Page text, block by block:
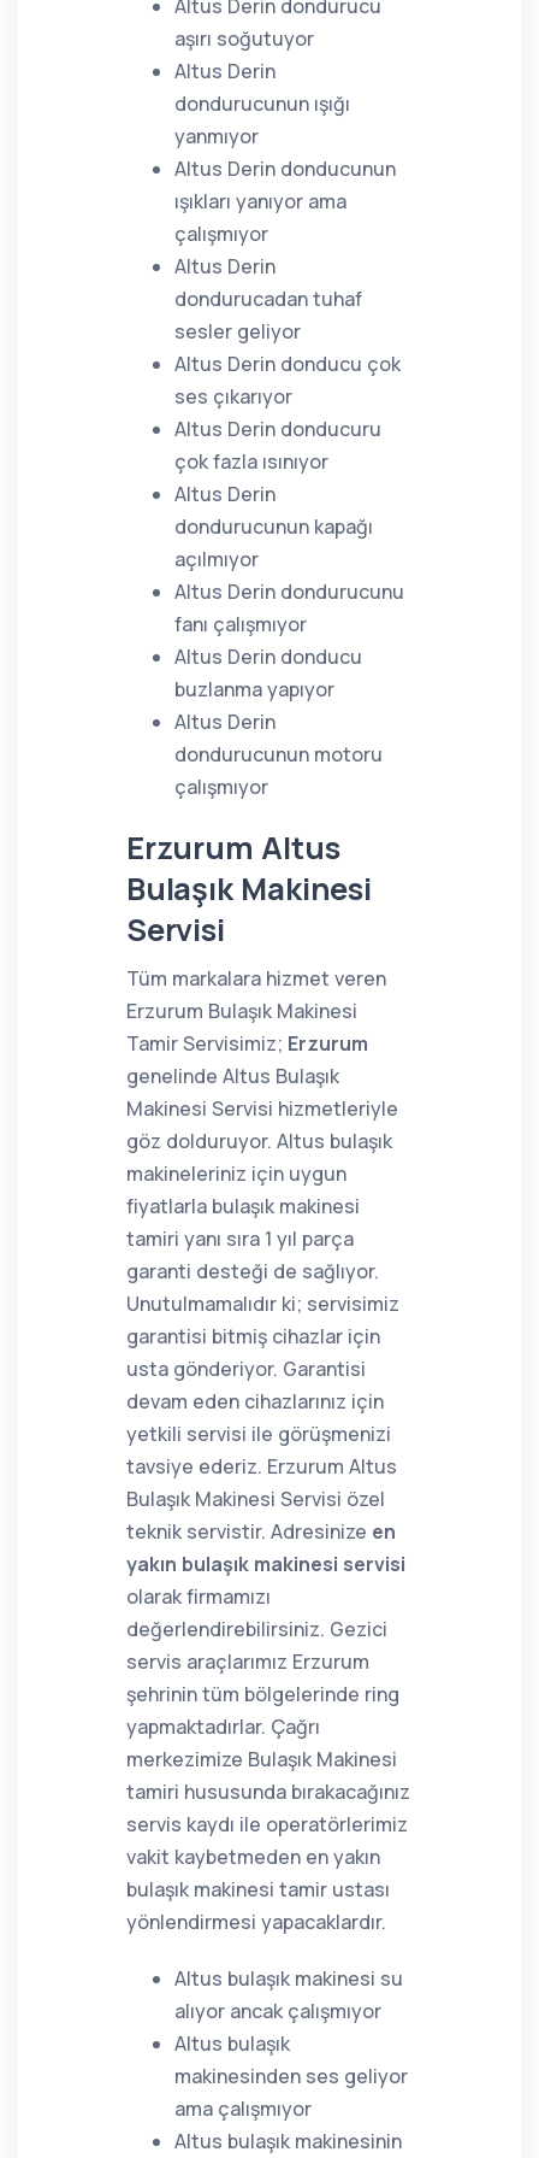
Altus Derin dondurucu
aşırı soğutuyor
Altus Derin
dondurucunun ışığı
yanmıyor
Altus Derin donducunun
ışıkları yanıyor ama
çalışmıyor
Altus Derin
dondurucadan tuhaf
sesler geliyor
Altus Derin donducu çok
ses çıkarıyor
Altus Derin donducuru
çok fazla ısınıyor
Altus Derin
dondurucunun kapağı
açılmıyor
Altus Derin dondurucunu
fanı çalışmıyor
Altus Derin donducu
buzlanma yapıyor
Altus Derin
dondurucunun motoru
çalışmıyor
Erzurum Altus
Bulaşık Makinesi
Servisi
Tüm markalara hizmet veren
Erzurum Bulaşık Makinesi
Tamir Servisimiz; Erzurum
genelinde Altus Bulaşık
Makinesi Servisi hizmetleriyle
göz dolduruyor. Altus bulaşık
makineleriniz için uygun
fiyatlarla bulaşık makinesi
tamiri yanı sıra 1 yıl parça
garanti desteği de sağlıyor.
Unutulmamalıdır ki; servisimiz
garantisi bitmiş cihazlar için
usta gönderiyor. Garantisi
devam eden cihazlarınız için
yetkili servisi ile görüşmenizi
tavsiye ederiz. Erzurum Altus
Bulaşık Makinesi Servisi özel
teknik servistir. Adresinize en
yakın bulaşık makinesi servisi
olarak firmamızı
değerlendirebilirsiniz. Gezici
servis araçlarımız Erzurum
şehrinin tüm bölgelerinde ring
yapmaktadırlar. Çağrı
merkezimize Bulaşık Makinesi
tamiri hususunda bırakacağınız
servis kaydı ile operatörlerimiz
vakit kaybetmeden en yakın
bulaşık makinesi tamir ustası
yönlendirmesi yapacaklardır.
Altus bulaşık makinesi su
alıyor ancak çalışmıyor
Altus bulaşık
makinesinden ses geliyor
ama çalışmıyor
Altus bulaşık makinesinin